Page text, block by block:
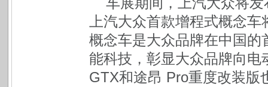
上汽大众首款增程式概念
概念车是大众品牌在中国
能科技，彰显大众品牌向
GTX和途昂 Pro重度改装版